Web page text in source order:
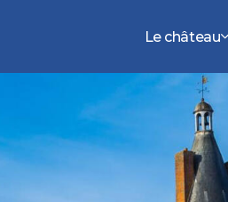
Le château